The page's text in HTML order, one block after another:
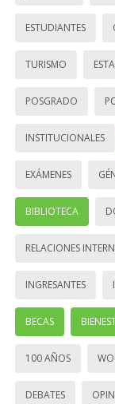
ESTUDIANTES
TURISMO
POSGRADO
INSTITUCIONALES
EXÁMENES
BIBLIOTECA
RELACIONES
INGRESANTES
BECAS
100 AÑOS
DEBATES